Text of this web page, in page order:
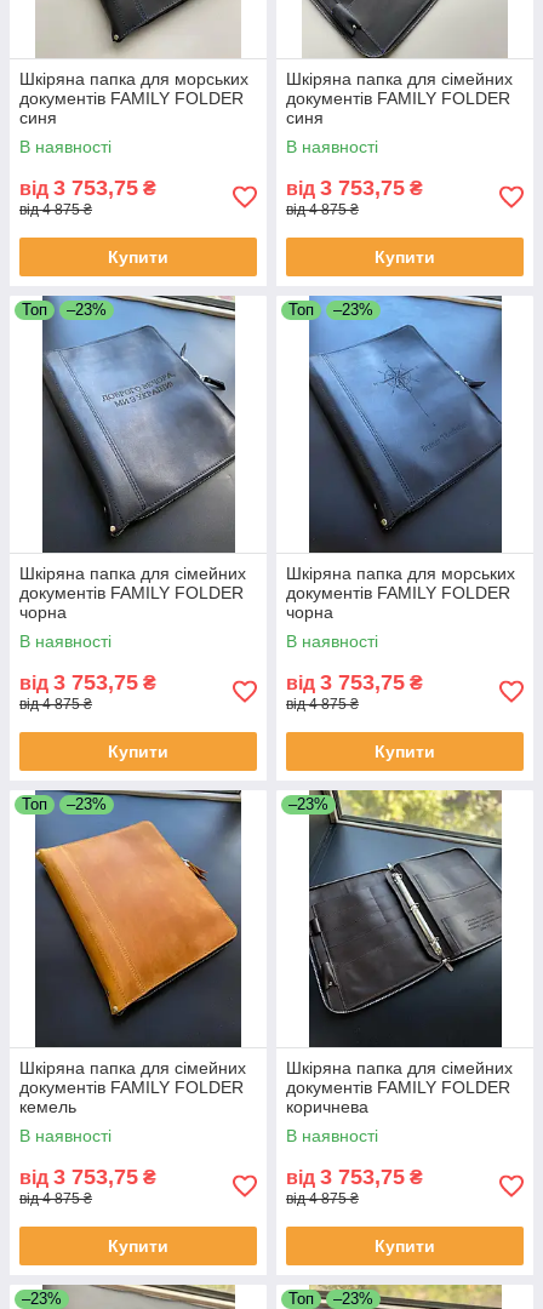
Шкіряна папка для морських
документів FAMILY FOLDER
синя
В наявності
від 3 753,75 ₴
від 4 875 ₴
Купити
Шкіряна папка для сімейних
документів FAMILY FOLDER
синя
В наявності
від 3 753,75 ₴
від 4 875 ₴
Купити
Топ –23%
Шкіряна папка для сімейних
документів FAMILY FOLDER
чорна
В наявності
від 3 753,75 ₴
від 4 875 ₴
Купити
Топ –23%
Шкіряна папка для морських
документів FAMILY FOLDER
чорна
В наявності
від 3 753,75 ₴
від 4 875 ₴
Купити
Топ –23%
Шкіряна папка для сімейних
документів FAMILY FOLDER
кемель
В наявності
від 3 753,75 ₴
від 4 875 ₴
Купити
–23%
Шкіряна папка для сімейних
документів FAMILY FOLDER
коричнева
В наявності
від 3 753,75 ₴
від 4 875 ₴
Купити
–23% Топ –23%